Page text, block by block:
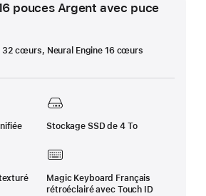
pouces Argent avec puce
32 cœurs, Neural Engine 16 cœurs
Stockage SSD de 4 To
Magic Keyboard Français
rétroéclairé avec Touch ID